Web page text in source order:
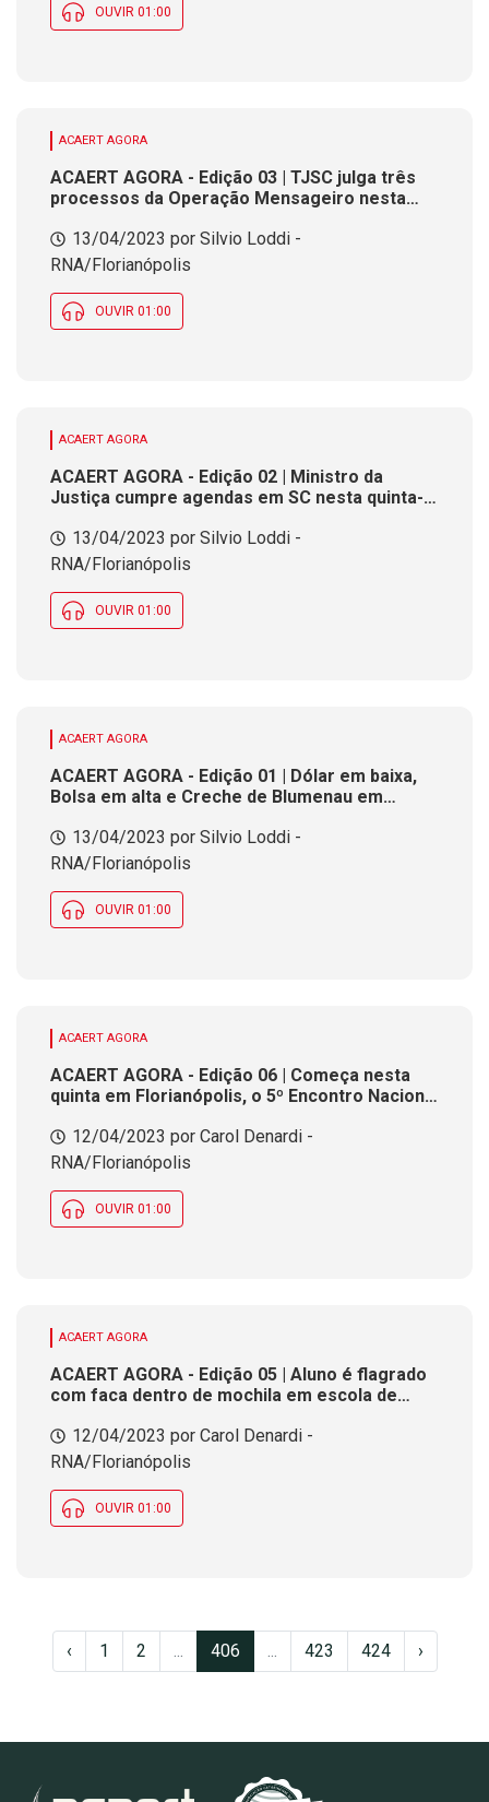
OUVIR 01:00
ACAERT AGORA
ACAERT AGORA - Edição 03 | TJSC julga três
processos da Operação Mensageiro nesta
13/04/2023 por Silvio Loddi -
RNA/Florianópolis
OUVIR 01:00
ACAERT AGORA
ACAERT AGORA - Edição 02 | Ministro da
Justiça cumpre agendas em SC nesta quinta-
13/04/2023 por Silvio Loddi -
RNA/Florianópolis
OUVIR 01:00
ACAERT AGORA
ACAERT AGORA - Edição 01 | Dólar em baixa,
Bolsa em alta e Creche de Blumenau em
13/04/2023 por Silvio Loddi -
RNA/Florianópolis
OUVIR 01:00
ACAERT AGORA
ACAERT AGORA - Edição 06 | Começa nesta
quinta em Florianópolis, o 5º Encontro Nacional
12/04/2023 por Carol Denardi -
RNA/Florianópolis
OUVIR 01:00
ACAERT AGORA
ACAERT AGORA - Edição 05 | Aluno é flagrado
com faca dentro de mochila em escola de
12/04/2023 por Carol Denardi -
RNA/Florianópolis
OUVIR 01:00
‹ 1 2 ... 406 ... 423 424 ›